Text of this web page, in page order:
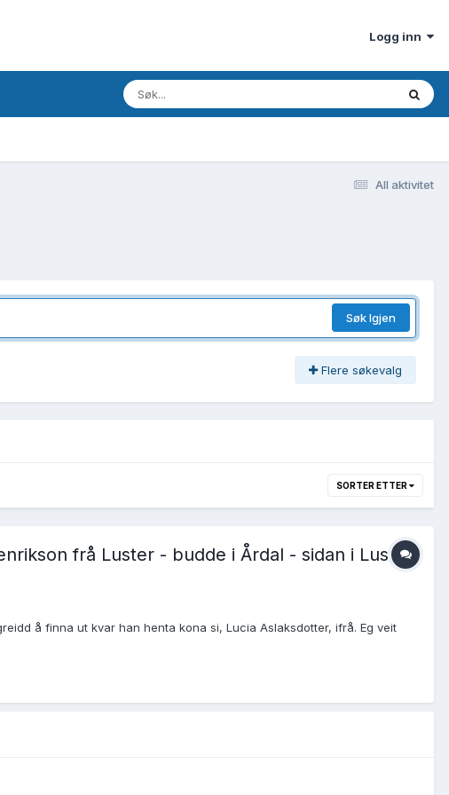
Logg inn
All aktivitet
Søk Igjen
Flere søkevalg
SORTER ETTER
frå Luster - budde i Årdal - sidan i Luster
å finna ut kvar han henta kona si, Lucia Aslaksdotter, ifrå. Eg veit